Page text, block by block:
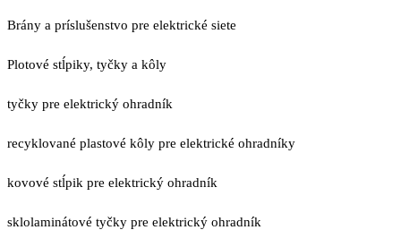
Brány a príslušenstvo pre elektrické siete
Plotové stĺpiky, tyčky a kôly
tyčky pre elektrický ohradník
recyklované plastové kôly pre elektrické ohradníky
kovové stĺpik pre elektrický ohradník
sklolaminátové tyčky pre elektrický ohradník